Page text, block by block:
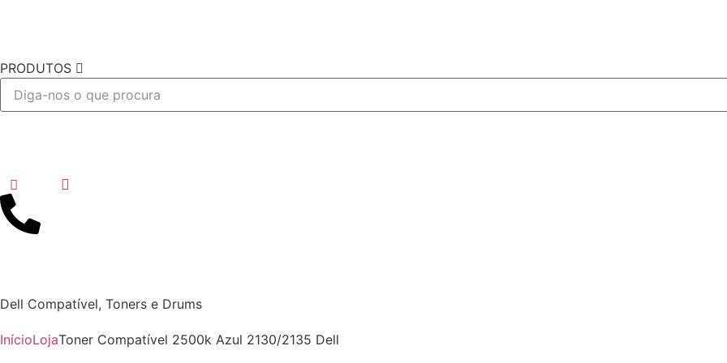
PRODUTOS
Dell Compatível, Toners e Drums
InícioLojaToner Compatível 2500k Azul 2130/2135 Dell